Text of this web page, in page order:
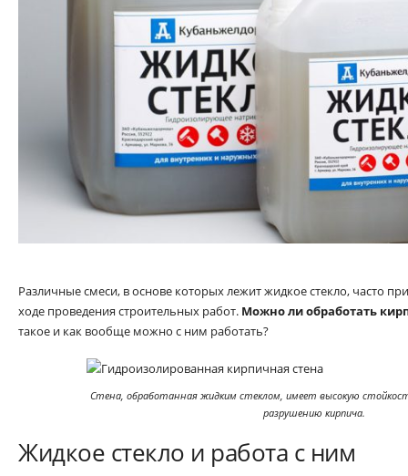
Различные смеси, в основе которых лежит жидкое стекло, часто
ходе проведения строительных работ. Можно ли обработать
такое и как вообще можно с ним работать?
Стена, обработанная жидким стеклом, имеет высокую
разрушению кирпича.
Жидкое стекло и работа с ним